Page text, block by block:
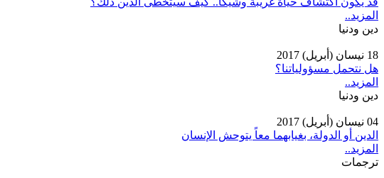
المزيد..
دين ودنيا
18 نيسان (أبريل) 2017
هل نتحمل مسؤولياتنا؟
المزيد..
دين ودنيا
04 نيسان (أبريل) 2017
الدين أو الدولة، بغيابهما معاً يتوحش الإنسان
المزيد..
ترجمات